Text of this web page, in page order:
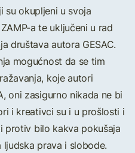
okupljeni u svoja
a te uključeni u rad
društava autora GESAC.
mogućnost da se tim
koje autori
oni zasigurno nikada ne bi
i kreativci su i u prošlosti i
protiv bilo kakva pokušaja
prava i slobode.